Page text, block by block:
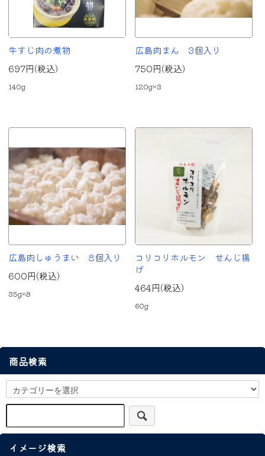
牛すじ肉の煮物
697円(税込)
140g
広島肉まん 3個入り
750円(税込)
120g×3
広島肉しゅうまい 8個入り
600円(税込)
35g×8
コリコリホルモン せんじ揚
げ
464円(税込)
60g
商品検索
イメージ検索